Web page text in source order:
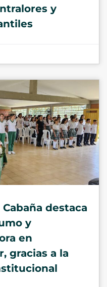
y
destaca
y
en
gracias a la